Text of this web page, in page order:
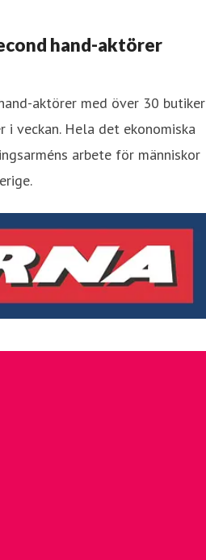
hand-aktörer
aktörer med över 30 butiker
i veckan. Hela det ekonomiska
arbete för människor